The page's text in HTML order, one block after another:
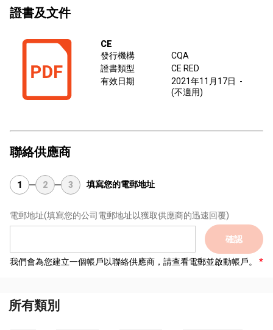
證書及文件
CE
發行機構
CQA
證書類型
CE RED
有效日期
2021年11月17日 -
(不適用)
聯絡供應商
1 2 3 填寫您的電郵地址
電郵地址(填寫您的公司電郵地址以獲取供應商的迅速回覆)
確認
我們會為您建立一個帳戶以聯絡供應商，請查看電郵並啟動帳戶。
所有類別